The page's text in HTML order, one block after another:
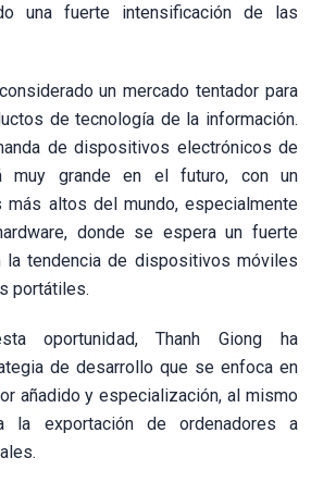
una fuerte intensificación de las
un mercado tentador para
de tecnología de la información.
de dispositivos electrónicos de
muy grande en el futuro, con un
altos del mundo, especialmente
donde se espera un fuerte
la tendencia de dispositivos móviles
portátiles.
oportunidad, Thanh Giong ha
de desarrollo que se enfoca en
añadido y especialización, al mismo
la exportación de ordenadores a